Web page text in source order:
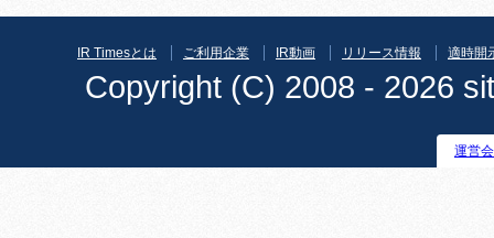
IR Timesとは ご利用企業 IR動画 リリース情報 適時開
Copyright (C) 2008 - 2026
運営